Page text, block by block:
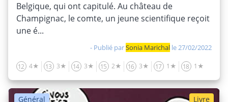
Belgique, qui ont capitulé. Au château de
Champignac, le comte, un jeune scientifique reçoit
une é...
- Publié parSonia Marichal le 27/02/2022
12 4★ 13 3★ 14 3★ 15 2★ 16 3★ 17 1★ 18 1★
Général Livre